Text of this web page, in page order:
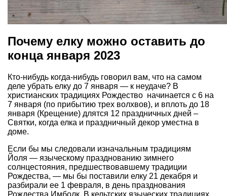
Почему елку можно оставить до
конца января 2023
Кто-нибудь когда-нибудь говорил вам, что на самом
деле убрать елку до 7 января — к неудаче? В
христианских традициях Рождество начинается с 6 на
7 января (по прибытию трех волхвов), и вплоть до 18
января (Крещение) длятся 12 праздничных дней –
Святки, когда елка и праздничный декор уместна в
доме.
Если бы мы следовали изначальным традициям
Йоля — языческому празднованию зимнего
солнцестояния, предшествовавшему традиции
Рождества, — мы бы поставили елку 21 декабря и
разбирали ее 1 февраля, в день празднования
Рождества Имболк. В кельтских языческих традициях